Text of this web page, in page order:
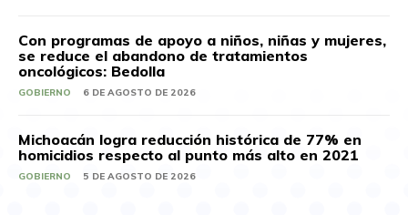
Con programas de apoyo a niños, niñas y mujeres,
se reduce el abandono de tratamientos
oncológicos: Bedolla
GOBIERNO 6 DE AGOSTO DE 2026
Michoacán logra reducción histórica de 77% en
homicidios respecto al punto más alto en 2021
GOBIERNO 5 DE AGOSTO DE 2026